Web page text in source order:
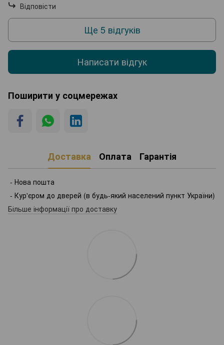
Відповісти
Ще 5 відгуків
Написати відгук
Поширити у соцмережах
Доставка Оплата Гарантія
- Нова пошта
- Кур'єром до дверей (в будь-який населений пункт України)
Більше інформації про доставку